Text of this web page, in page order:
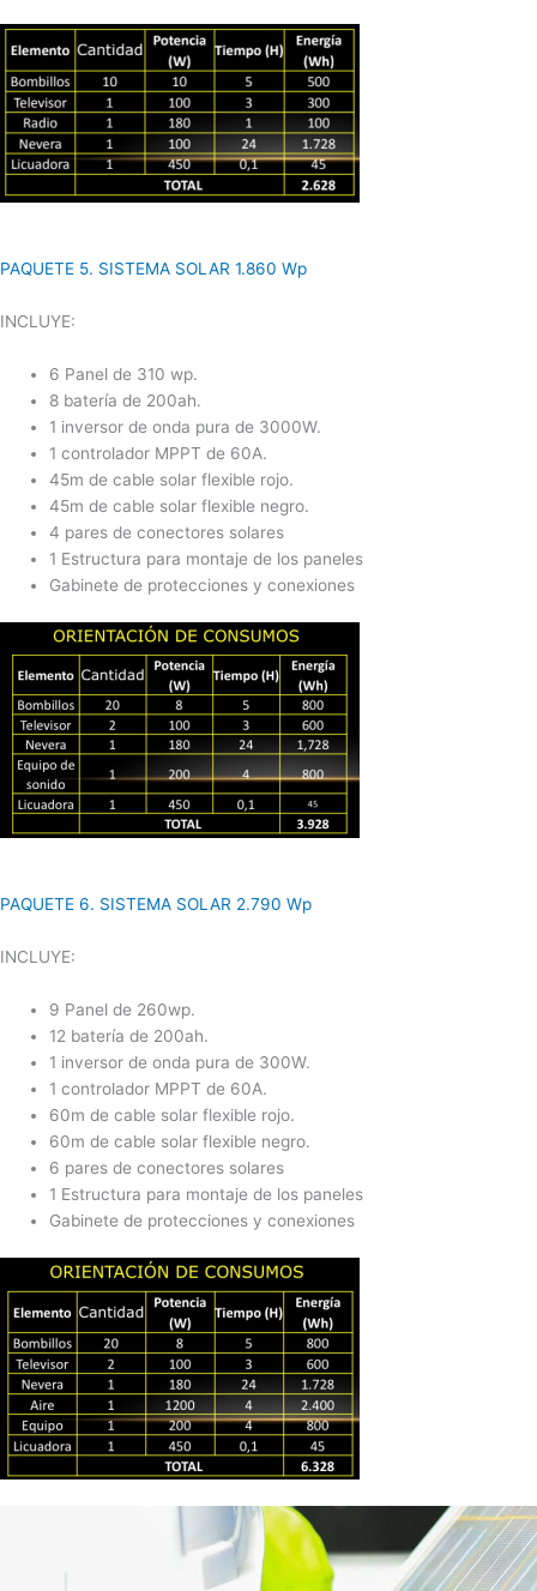
PAQUETE 5. SISTEMA SOLAR 1.860 Wp
INCLUYE:
6 Panel de 310 wp.
8 batería de 200ah.
1 inversor de onda pura de 3000W.
1 controlador MPPT de 60A.
45m de cable solar flexible rojo.
45m de cable solar flexible negro.
4 pares de conectores solares
1 Estructura para montaje de los paneles
Gabinete de protecciones y conexiones
PAQUETE 6. SISTEMA SOLAR 2.790 Wp
INCLUYE:
9 Panel de 260wp.
12 batería de 200ah.
1 inversor de onda pura de 300W.
1 controlador MPPT de 60A.
60m de cable solar flexible rojo.
60m de cable solar flexible negro.
6 pares de conectores solares
1 Estructura para montaje de los paneles
Gabinete de protecciones y conexiones